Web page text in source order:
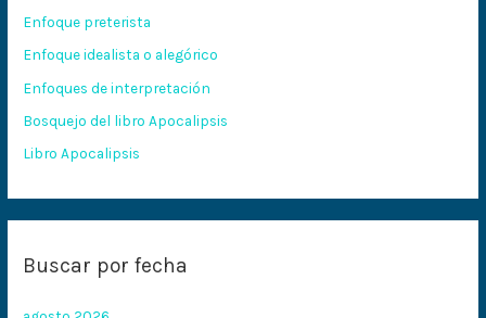
p
o
r
:
Enfoque preterista
Enfoque idealista o alegórico
Enfoques de interpretación
Bosquejo del libro Apocalipsis
Libro Apocalipsis
Buscar por fecha